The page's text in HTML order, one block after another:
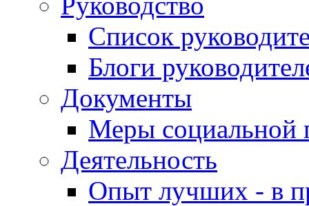
Список
Блоги
Документы
Меры социальной
Деятельность
Опыт лучших - в